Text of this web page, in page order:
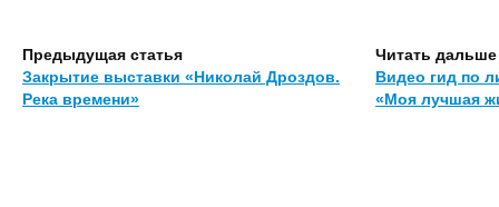
Предыдущая статья
Закрытие выставки «Николай Дроздов.
Река времени»
Читать дальше
Видео гид по
«Моя лучшая